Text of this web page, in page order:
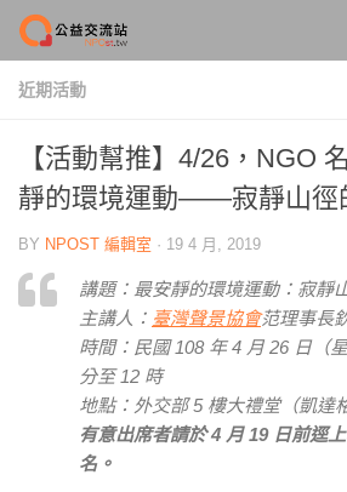
Skip to content
近期活動
【活動幫推】4/26，NGO
靜的環境運動——寂靜山徑
BY NPOST 編輯室 · 19 4 月, 2019
講題：最安靜的環境運動：寂靜
主講人： 臺灣聲景協會范理事長
時間：民國 108 年 4 月 26 日（
分至 12 時
地點：外交部 5 樓大禮堂（凱達
有意出席者請於 4 月 19 日前逕
名。